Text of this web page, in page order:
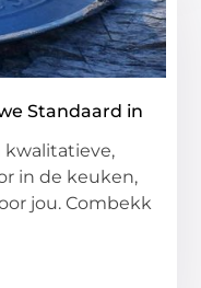
Standaard in
kwalitatieve,
in de keuken,
jou. Combekk